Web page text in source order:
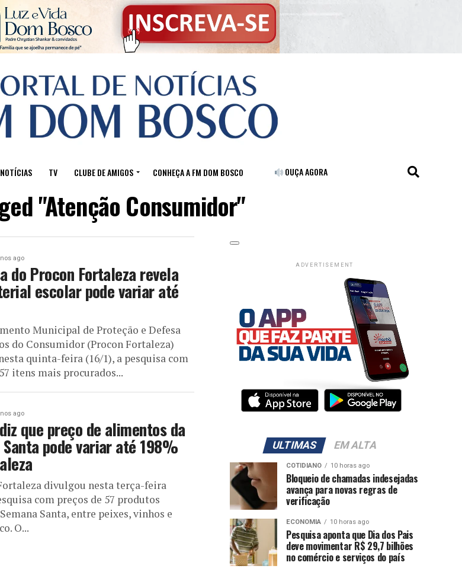
TV CLUBE DE AMIGOS CONHEÇA A FM DOM BOSCO OUÇA AGORA
"Atenção Consumidor"
ago
do Procon Fortaleza revela
escolar pode variar até
Municipal de Proteção e Defesa
do Consumidor (Procon Fortaleza)
quinta-feira (16/1), a pesquisa com
itens mais procurados...
ago
que preço de alimentos da
Santa pode variar até 198%
divulgou nesta terça-feira
com preços de 57 produtos
Santa, entre peixes, vinhos e
O...
ADVERTISEMENT
ULTIMAS EM ALTA
COTIDIANO 10 horas ago
Bloqueio de chamadas indesejadas
avança para novas regras de
verificação
ECONOMIA 10 horas ago
Pesquisa aponta que Dia dos Pais
deve movimentar R$ 29,7 bilhões
no comércio e serviços do país